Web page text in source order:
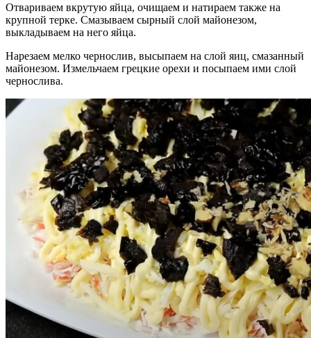
Отвариваем вкрутую яйца, очищаем и натираем также на
крупной терке. Смазываем сырный слой майонезом,
выкладываем на него яйца.
Нарезаем мелко чернослив, высыпаем на слой яиц, смазанный
майонезом. Измельчаем грецкие орехи и посыпаем ими слой
чернослива.